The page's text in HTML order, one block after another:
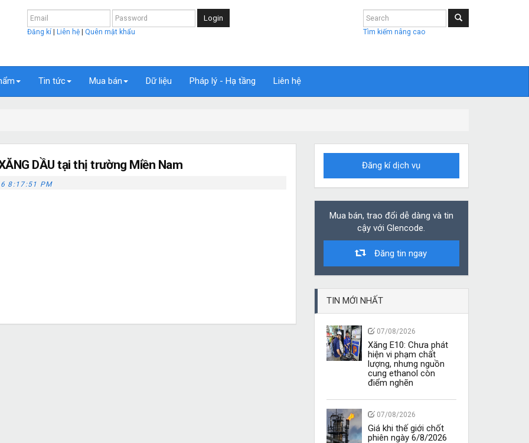
Login
Đăng kí Liên hệ Quên mật khẩu Tìm kiếm nâng cao
Tin tức Mua bán Dữ liệu Pháp lý - Hạ tầng Liên hệ
DẦU tại thị trường Miền Nam
8:17:51 PM
Đăng kí dịch vụ
Mua bán, trao đổi dễ dàng và tin
cậy với Glencode.
Đăng tin ngay
TIN MỚI NHẤT
07/08/2026
Xăng E10: Chưa phát
hiện vi phạm chất
lượng, nhưng nguồn
cung ethanol còn
điểm nghẽn
07/08/2026
Giá khi thế giới chốt
phiên ngày 6/8/2026